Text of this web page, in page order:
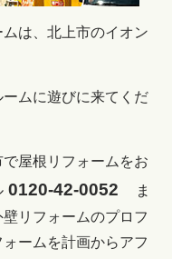
は、北上市のイオン
ムに遊びに来てくだ
屋根リフォームをお
0120-42-0052
ま
リフォームのプロフ
ームを計画からアフ